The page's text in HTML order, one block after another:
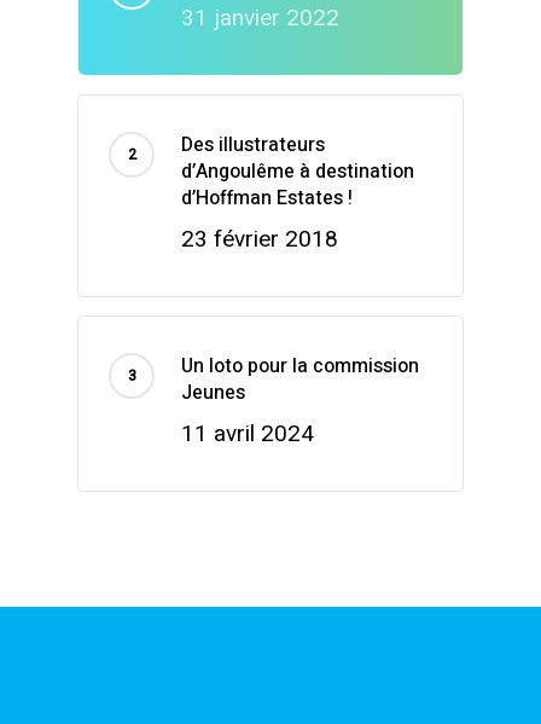
31 janvier 2022
Des illustrateurs
d’Angoulême à destination
d’Hoffman Estates !
23 février 2018
Un loto pour la commission
Jeunes
11 avril 2024